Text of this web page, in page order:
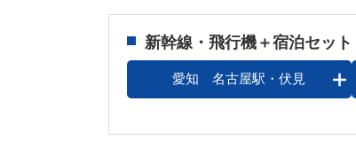
新幹線・飛行機＋宿泊セッ
愛知 名古屋駅・伏見